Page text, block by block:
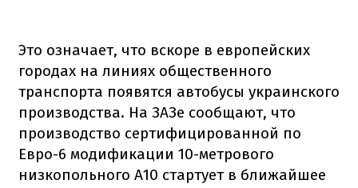
Это означает, что вскоре в европейских
городах на линиях общественного
транспорта появятся автобусы украинского
производства. На ЗАЗе сообщают, что
производство сертифицированной по
Евро-6 модификации 10-метрового
низкопольного А10 стартует в ближайшее